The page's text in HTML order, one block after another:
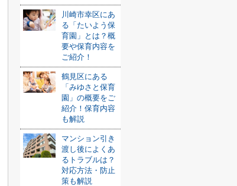
川崎市幸区にあ
る「たいよう保
育園」とは？概
要や保育内容を
ご紹介！
鶴見区にある
「みゆさと保育
園」の概要をご
紹介！保育内容
も解説
マンション引き
渡し後によくあ
るトラブルは？
対応方法・防止
策も解説